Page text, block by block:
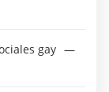
gay